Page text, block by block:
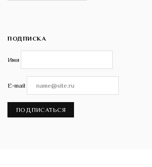
ПОДПИСКА
Имя
E-mail
ПОДПИСАТЬСЯ